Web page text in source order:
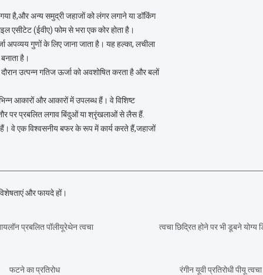
है,और अन्य समुद्री जहाजों को लंगर लगाने या डॉकिंग
एसीटेट (ईवीए) फोम से भरा एक कोर होता है।
गुणों के लिए जाना जाता है। यह हल्का, लचीला
है।
उत्पन्न गतिज ऊर्जा को अवशोषित करता है और बलों
आकारों और आकारों में उपलब्ध हैं। वे विशिष्ट
पर प्रबलित लगाव बिंदुओं या श्रृंखलाओं से लैस हैं.
वे एक विश्वसनीय बफर के रूप में कार्य करते हैं,जहाजों
और फायदे हों।
प्रबलित पॉलीयूरेथेन त्वचा त्वचा छिद्रित होने पर भी डूबने योग्य
फटने का प्रतिरोध रंगीन यूवी प्रतिरोधी पीयू त्वचा